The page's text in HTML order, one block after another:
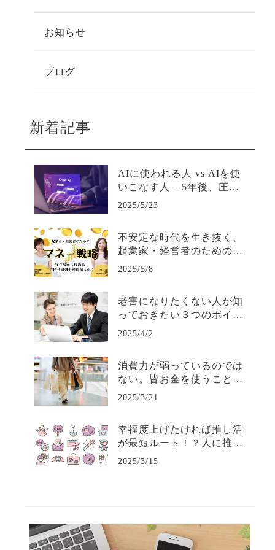
お知らせ
ブログ
新着記事
AIに使われる人 vs AIを使
いこなす人 – 5年後、圧倒
的な差がつく活用の分岐点
2025/5/23
不安定な時代を生き抜く、
起業家・経営者のための最
強マネー戦略
2025/5/8
老害になりたくない人が知
っておきたい３つのポイン
ト—若手から必要とされる
2025/4/2
消費力が弱っているのでは
ない。皆お金を使うことに
賢くなり、取捨選択ができ
2025/3/21
幸福度上げたければ推し活
が最短ルート！？人に推さ
れるビジネスについて考え
2025/3/15